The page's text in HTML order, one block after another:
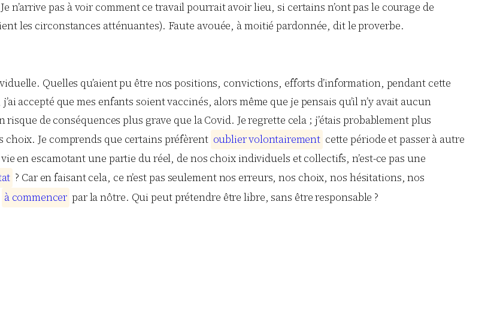
n’arrive pas à voir comment ce travail pourrait avoir lieu, si certains n’ont pas le courage de
les circonstances atténuantes). Faute avouée, à moitié pardonnée, dit le proverbe.
Quelles qu’aient pu être nos positions, convictions, efforts d’information, pendant cette
accepté que mes enfants soient vaccinés, alors même que je pensais qu’il n’y avait aucun
de conséquences plus grave que la Covid. Je regrette cela ; j’étais probablement plus
choix. Je comprends que certains préfèrent oubliervolontairement cette période et passer à autre
en escamotant une partie du réel, de nos choix individuels et collectifs, n’est-ce pas une
at ? Car en faisant cela, ce n’est pas seulement nos erreurs, nos choix, nos hésitations, nos
à commencer par la nôtre. Qui peut prétendre être libre, sans être responsable ?